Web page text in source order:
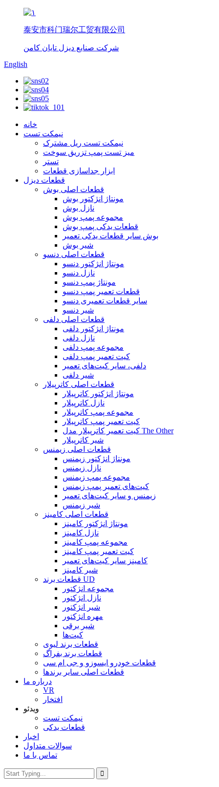
泰安市科门瑞尔工贸有限公司
شرکت صنایع دیزل تایان کامن
English
خانه
نیمکت تست
نیمکت تست ریل مشترک
میز تست پمپ تزریق سوخت
تستر
ابزار جداسازی قطعات
قطعات دیزل
قطعات اصلی بوش
مونتاژ انژکتور بوش
نازل بوش
مجموعه پمپ بوش
قطعات یدکی پمپ بوش
بوش سایر قطعات یدکی تعمیر
شیر بوش
قطعات اصلی دنسو
مونتاژ انژکتور دنسو
نازل دنسو
مونتاژ پمپ دنسو
قطعات تعمیر پمپ دنسو
سایر قطعات تعمیری دنسو
شیر دنسو
قطعات اصلی دلفی
مونتاژ انژکتور دلفی
نازل دلفی
مجموعه پمپ دلفی
کیت تعمیر پمپ دلفی
دلفی، سایر کیت‌های تعمیر
شیر دلفی
قطعات اصلی کاترپیلار
مونتاژ انژکتور کاترپیلار
نازل کاترپیلار
مجموعه پمپ کاترپیلار
کیت تعمیر پمپ کاترپیلار
کیت تعمیر کاترپیلار مدل The Other
شیر کاترپیلار
قطعات اصلی زیمنس
مونتاژ انژکتور زیمنس
نازل زیمنس
مجموعه پمپ زیمنس
کیت‌های تعمیر پمپ زیمنس
زیمنس و سایر کیت‌های تعمیر
شیر زیمنس
قطعات اصلی کامینز
مونتاژ انژکتور کامینز
نازل کامینز
مجموعه پمپ کامینز
کیت تعمیر پمپ کامینز
کامینز سایر کیت‌های تعمیر
شیر کامینز
قطعات برند UD
مجموعه انژکتور
نازل انژکتور
شیر انژکتور
مهره انژکتور
شیر برقی
کیت‌ها
قطعات برند لیوی
قطعات برند بفراگ
قطعات خودرو ایسوزو و جی ام سی
قطعات اصلی سایر برندها
درباره ما
VR
افتخار
ویدئو
نیمکت تست
قطعات یدکی
اخبار
سوالات متداول
تماس با ما